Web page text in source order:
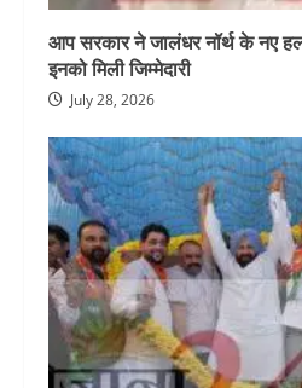
आप सरकार ने जालंधर नॉर्थ के नए
इनको मिली जिम्मेदारी
July 28, 2026